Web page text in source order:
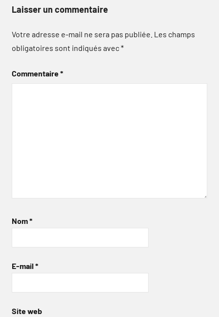
Laisser un commentaire
Votre adresse e-mail ne sera pas publiée. Les champs
obligatoires sont indiqués avec*
Commentaire*
Nom*
E-mail *
Site web